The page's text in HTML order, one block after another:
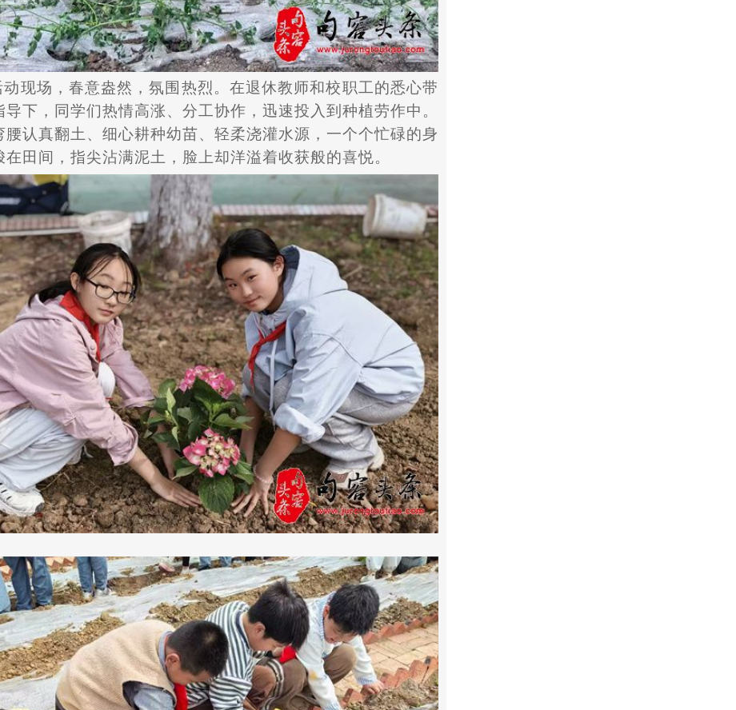
动现场，春意盎然，氛围热烈。在退休教师和校职工的悉心带
导下，同学们热情高涨、分工协作，迅速投入到种植劳作中。
腰认真翻土、细心耕种幼苗、轻柔浇灌水源，一个个忙碌的身
在田间，指尖沾满泥土，脸上却洋溢着收获般的喜悦。